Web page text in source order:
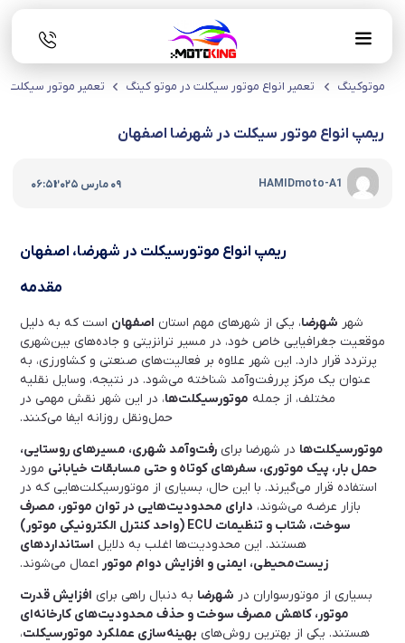
موتوکینگ تعمیر انواع موتور سیکلت در موتو کینگ تعمیر موتور سیکلت
ریمپ انواع موتور سیکلت در شهرضا اصفهان
HAMIDmoto-A1 09 مارس 2025 |
06:51
ریمپ انواع موتورسیکلت در شهرضا، اصفهان
مقدمه
شهر شهرضا، یکی از شهرهای مهم استان اصفهان است که به دلیل
موقعیت جغرافیایی خاص خود، در مسیر ترانزیتی و جاده‌های بین‌شهری
پرتردد قرار دارد. این شهر علاوه بر فعالیت‌های صنعتی و کشاورزی، به
عنوان یک مرکز پررفت‌وآمد شناخته می‌شود. در نتیجه، وسایل نقلیه
مختلف، از جمله موتورسیکلت‌ها، در این شهر نقش مهمی در
حمل‌ونقل روزانه ایفا می‌کنند.
موتورسیکلت‌ها در شهرضا برای رفت‌وآمد شهری، مسیرهای روستایی،
حمل بار، پیک موتوری، سفرهای کوتاه و حتی مسابقات خیابانی مورد
استفاده قرار می‌گیرند. با این حال، بسیاری از موتورسیکلت‌هایی که در
بازار عرضه می‌شوند، دارای محدودیت‌هایی در توان موتور، مصرف
سوخت، شتاب و تنظیمات ECU (واحد کنترل الکترونیکی موتور)
هستند. این محدودیت‌ها اغلب به دلایل استانداردهای
زیست‌محیطی، ایمنی و افزایش دوام موتور اعمال می‌شوند.
بسیاری از موتورسواران در شهرضا به دنبال راهی برای افزایش قدرت
موتور، کاهش مصرف سوخت و حذف محدودیت‌های کارخانه‌ای
هستند. یکی از بهترین روش‌های بهینه‌سازی عملکرد موتورسیکلت،